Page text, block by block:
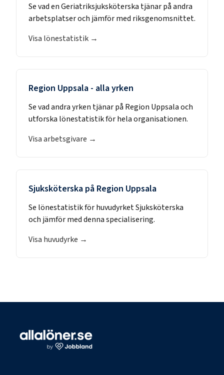
Se vad enGeriatriksjuksköterska tjänar på andra
arbetsplatser och jämför med riksgenomsnittet.
Visa lönestatistik →
Region Uppsala - alla yrken
Se vad andra yrken tjänar på Region Uppsalaoch
utforska lönestatistik för hela organisationen.
Visa arbetsgivare →
Sjuksköterska på Region Uppsala
Se lönestatistik för huvudyrketSjuksköterska
och jämför med denna specialisering.
Visa huvudyrke →